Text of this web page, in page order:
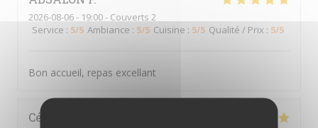
2026-08-06- 19:00 - Couverts 2
Service : 5/5 Ambiance : 5/5 Cuisine : 5/5 Qualité / Prix : 5/5
Bon accueil, repas excellant
Céline